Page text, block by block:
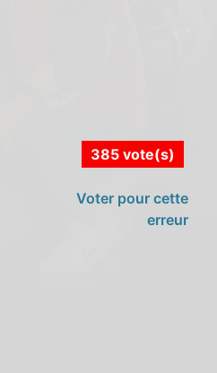
385 vote(s)
Voter pour cette
erreur